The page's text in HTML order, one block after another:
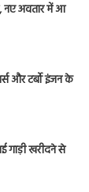
नए अवतार में आ
और टर्बो इंजन के
गाड़ी खरीदने से